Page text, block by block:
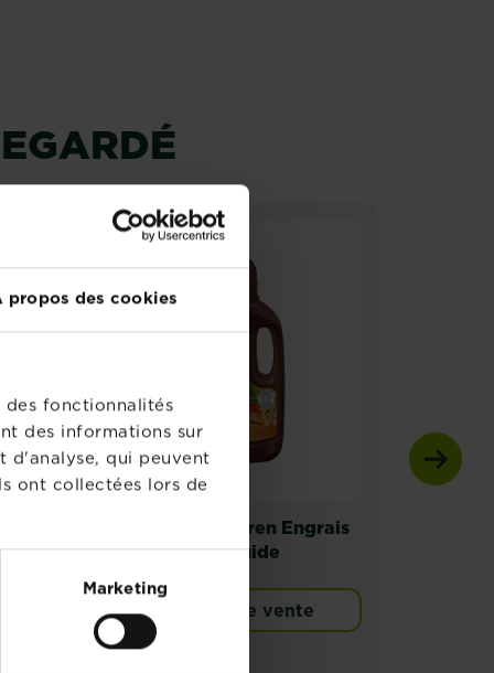
propos des cookies
fonctionnalités
des informations sur
d'analyse, qui peuvent
ont collectées lors de
Marketing
Substral Naturen Engrais
Universel Liquide
Points de vente